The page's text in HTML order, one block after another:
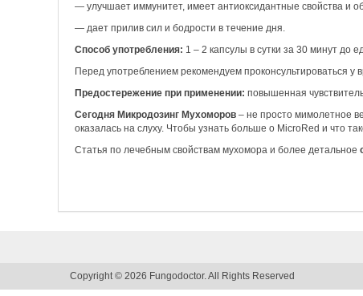
— улучшает иммунитет, имеет антиоксидантные свойства и
— дает прилив сил и бодрости в течение дня.
Способ употребления: 1 – 2 капсулы в сутки за 30 минут до
Перед употреблением рекомендуем проконсультироваться у
Предостережение при применении: повышенная
Сегодня Микродозинг Мухоморов – не просто мимолетное
оказалась на слуху. Чтобы узнать больше о MicroRed и что
Статья по лечебным свойствам мухомора и более детальное
Copyright © 2026 Fungodoctor. All Rights Reserved